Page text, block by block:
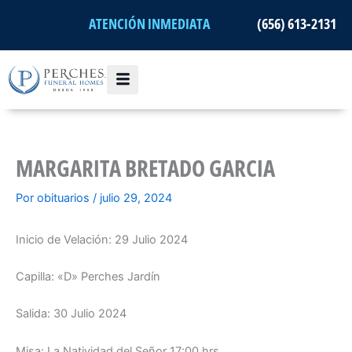
ATENCIÓN INMEDIATA (656) 613-2131
MARGARITA BRETADO GARCIA
Por obituarios / julio 29, 2024
Inicio de Velación: 29 Julio 2024
Capilla: «D» Perches Jardín
Salida: 30 Julio 2024